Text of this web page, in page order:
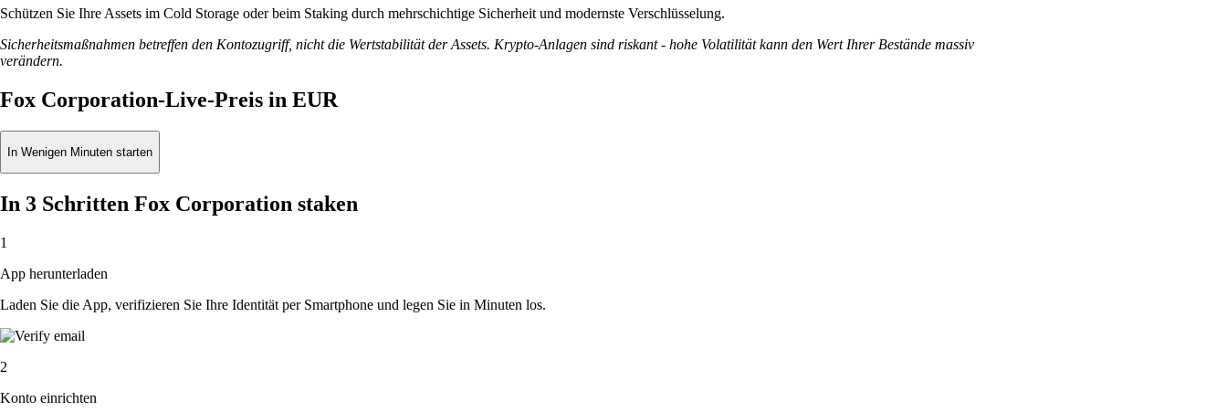
Schützen Sie Ihre Assets im Cold Storage oder beim Staking durch mehrschichtige Sicherheit und modernste Verschlüsselung.
Sicherheitsmaßnahmen betreffen den Kontozugriff, nicht die Wertstabilität der Assets. Krypto-Anlagen sind riskant - hohe Volatilität kann den Wert Ihrer Bestände massiv
verändern.
Fox Corporation-Live-Preis in EUR
In Wenigen Minuten starten
In 3 Schritten Fox Corporation staken
1
App herunterladen
Laden Sie die App, verifizieren Sie Ihre Identität per Smartphone und legen Sie in Minuten los.
2
Konto einrichten